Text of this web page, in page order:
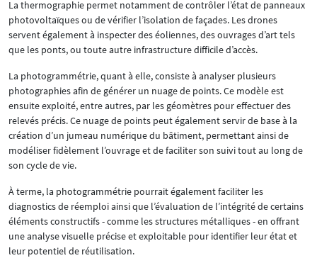
La thermographie permet notamment de contrôler l’état de panneaux
photovoltaïques ou de vérifier l’isolation de façades. Les drones
servent également à inspecter des éoliennes, des ouvrages d’art tels
que les ponts, ou toute autre infrastructure difficile d’accès.
La photogrammétrie, quant à elle, consiste à analyser plusieurs
photographies afin de générer un nuage de points. Ce modèle est
ensuite exploité, entre autres, par les géomètres pour effectuer des
relevés précis. Ce nuage de points peut également servir de base à la
création d’un jumeau numérique du bâtiment, permettant ainsi de
modéliser fidèlement l’ouvrage et de faciliter son suivi tout au long de
son cycle de vie.
À terme, la photogrammétrie pourrait également faciliter les
diagnostics de réemploi ainsi que l’évaluation de l’intégrité de certains
éléments constructifs - comme les structures métalliques - en offrant
une analyse visuelle précise et exploitable pour identifier leur état et
leur potentiel de réutilisation.